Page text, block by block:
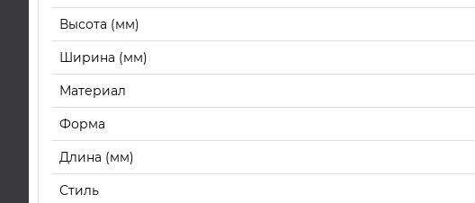
Высота (мм)
Ширина (мм)
Материал
Форма
Длина (мм)
Стиль